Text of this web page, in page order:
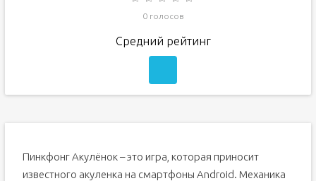
0 голосов
Средний рейтинг
Пинкфонг Акулёнок – это игра, которая приносит
известного акуленка на смартфоны Android. Механика